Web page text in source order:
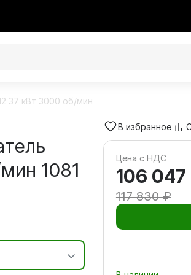
117 830 ₽
37 кВт 3000 об/мин
1081
В избранное
Цена с НДС
106
117 830 ₽